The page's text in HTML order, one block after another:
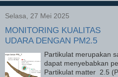
Selasa, 27 Mei 2025
MONITORING KUALITAS
UDARA DENGAN PM2.5
Partikulat merupakan
dapat menyebabkan
Partikulat matter 2.5